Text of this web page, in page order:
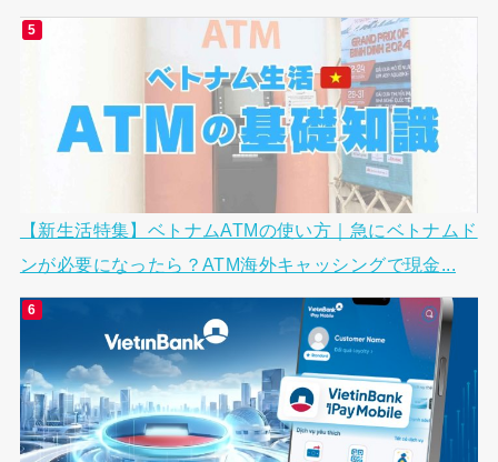
【新生活特集】ベトナムATMの使い方｜急にベトナムド
ンが必要になったら？ATM海外キャッシングで現金...